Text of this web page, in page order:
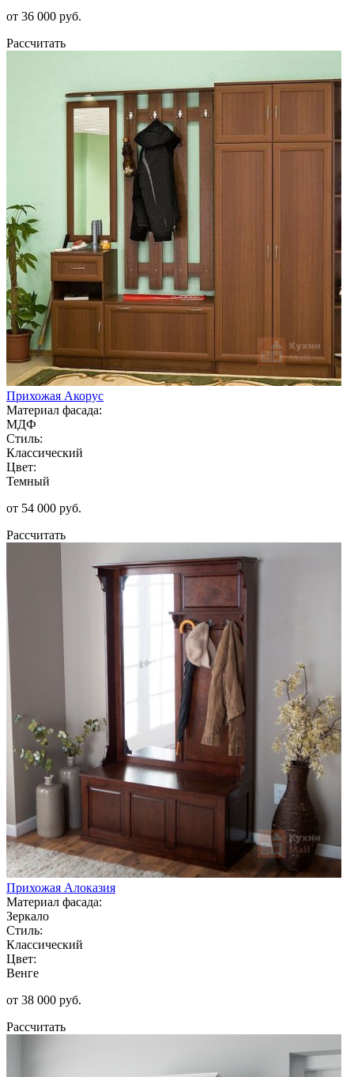
от 36 000 руб.
Рассчитать
Прихожая Акорус
Материал фасада:
МДФ
Стиль:
Классический
Цвет:
Темный
от 54 000 руб.
Рассчитать
Прихожая Алоказия
Материал фасада:
Зеркало
Стиль:
Классический
Цвет:
Венге
от 38 000 руб.
Рассчитать